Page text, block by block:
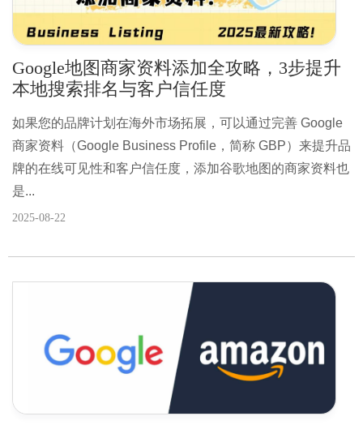
Google地图商家资料添加全攻略，3步提升
本地搜索排名与客户信任度
如果您的品牌计划在海外市场拓展，可以通过完善 Google
商家资料（Google Business Profile，简称 GBP）来提升品
牌的在线可见性和客户信任度，添加谷歌地图的商家资料也
是...
2025-08-22